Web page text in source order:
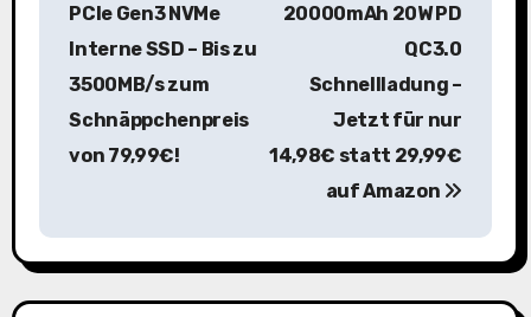
g
s
PCIe Gen3 NVMe
Interne SSD – Bis zu
3500MB/s zum
Schnäppchenpreis
von 79,99€!
20000mAh 20W PD
QC3.0
Schnellladung –
Jetzt für nur
14,98€ statt 29,99€
auf Amazon